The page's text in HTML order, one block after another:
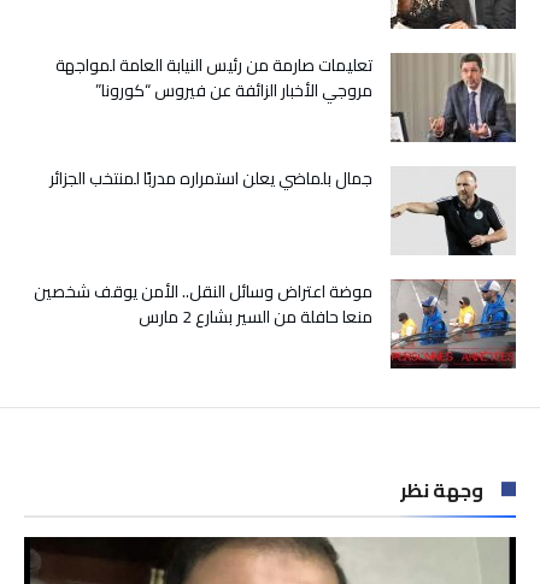
مغلقة
تعليمات صارمة من رئيس النيابة العامة لمواجهة
مروجي الأخبار الزائفة عن فيروس “كورونا”
جمال بلماضي يعلن استمراره مدربًا لمنتخب الجزائر
موضة اعتراض وسائل النقل.. الأمن يوقف شخصين
منعا حافلة من السير بشارع 2 مارس
وجهة نظر